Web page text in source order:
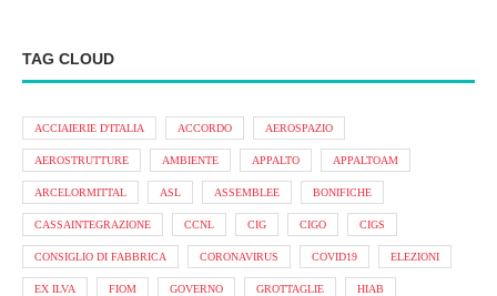
TAG CLOUD
ACCIAIERIE D'ITALIA ACCORDO AEROSPAZIO
AEROSTRUTTURE AMBIENTE APPALTO APPALTOAM
ARCELORMITTAL ASL ASSEMBLEE BONIFICHE
CASSAINTEGRAZIONE CCNL CIG CIGO CIGS
CONSIGLIO DI FABBRICA CORONAVIRUS COVID19 ELEZIONI
EX ILVA FIOM GOVERNO GROTTAGLIE HIAB